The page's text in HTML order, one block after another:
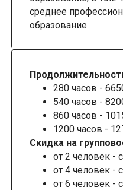
среднее
образование
280 часов -
540 часов -
860 часов -
1200 часов -
Скидка на
от 2 человек -
от 4 человек -
от 6 человек -